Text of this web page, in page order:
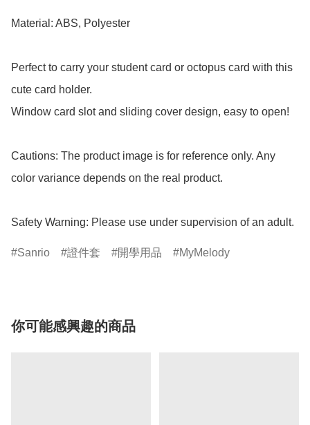
Material: ABS, Polyester
Perfect to carry your student card or octopus card with this
cute card holder.
Window card slot and sliding cover design, easy to open!
Cautions: The product image is for reference only. Any
color variance depends on the real product.
Safety Warning: Please use under supervision of an adult.
Sanrio 證件套 開學用品 MyMelody
你可能感興趣的商品